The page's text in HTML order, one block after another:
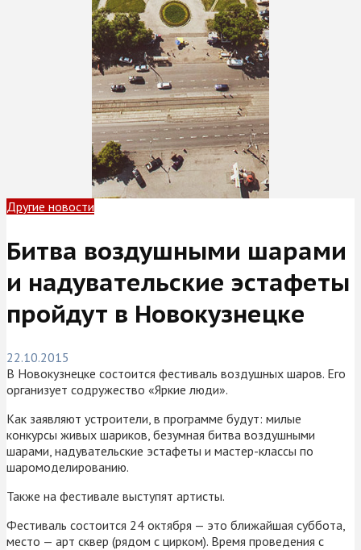
Другие новости
Битва воздушными шарами
и надувательские эстафеты
пройдут в Новокузнецке
22.10.2015
В Новокузнецке состоится фестиваль воздушных шаров. Его
организует содружество «Яркие люди».
Как заявляют устроители, в программе будут: милые
конкурсы живых шариков, безумная битва воздушными
шарами, надувательские эстафеты и мастер-классы по
шаромоделированию.
Также на фестивале выступят артисты.
Фестиваль состоится 24 октября — это ближайшая суббота,
место — арт сквер (рядом с цирком). Время проведения с